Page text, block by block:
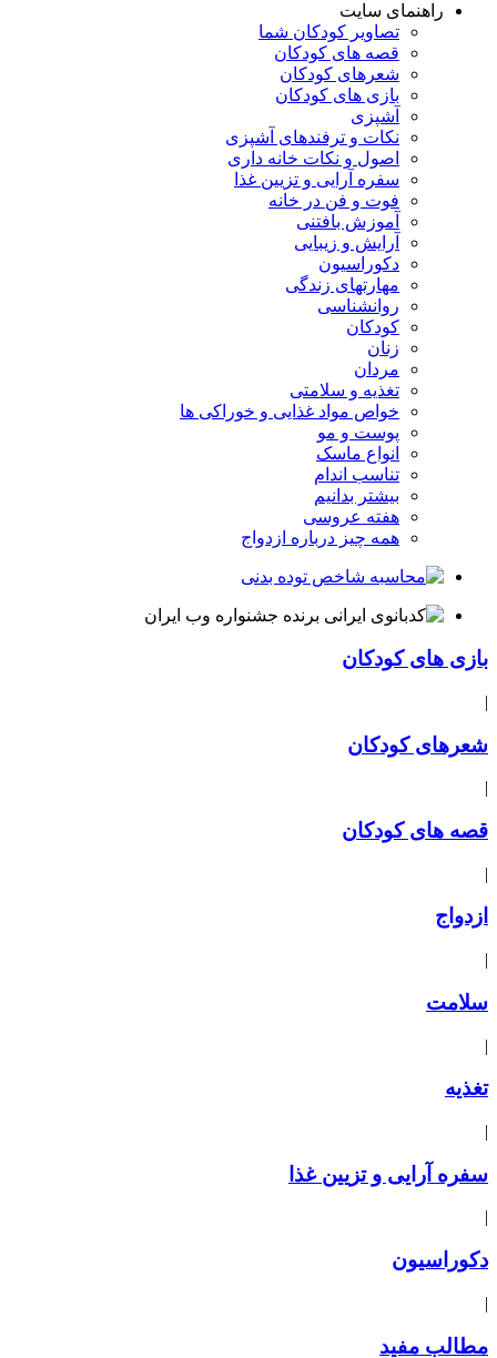
راهنمای سایت
تصاویر کودکان شما
قصه های کودکان
شعرهای کودکان
بازی های کودکان
آشپزی
نکات و ترفندهای آشپزی
اصول و نکات خانه داری
سفره آرایی و تزیین غذا
فوت و فن در خانه
آموزش بافتنی
آرایش و زیبایی
دکوراسیون
مهارتهای زندگی
روانشناسی
کودکان
زنان
مردان
تغذیه و سلامتی
خواص مواد غذایی و خوراکی ها
پوست و مو
انواع ماسک
تناسب اندام
بیشتر بدانیم
هفته عروسی
همه چیز درباره ازدواج
بازی های کودکان
|
شعرهای کودکان
|
قصه های کودکان
|
ازدواج
|
سلامت
|
تغذیه
|
سفره آرایی و تزیین غذا
|
دکوراسیون
|
مطالب مفید